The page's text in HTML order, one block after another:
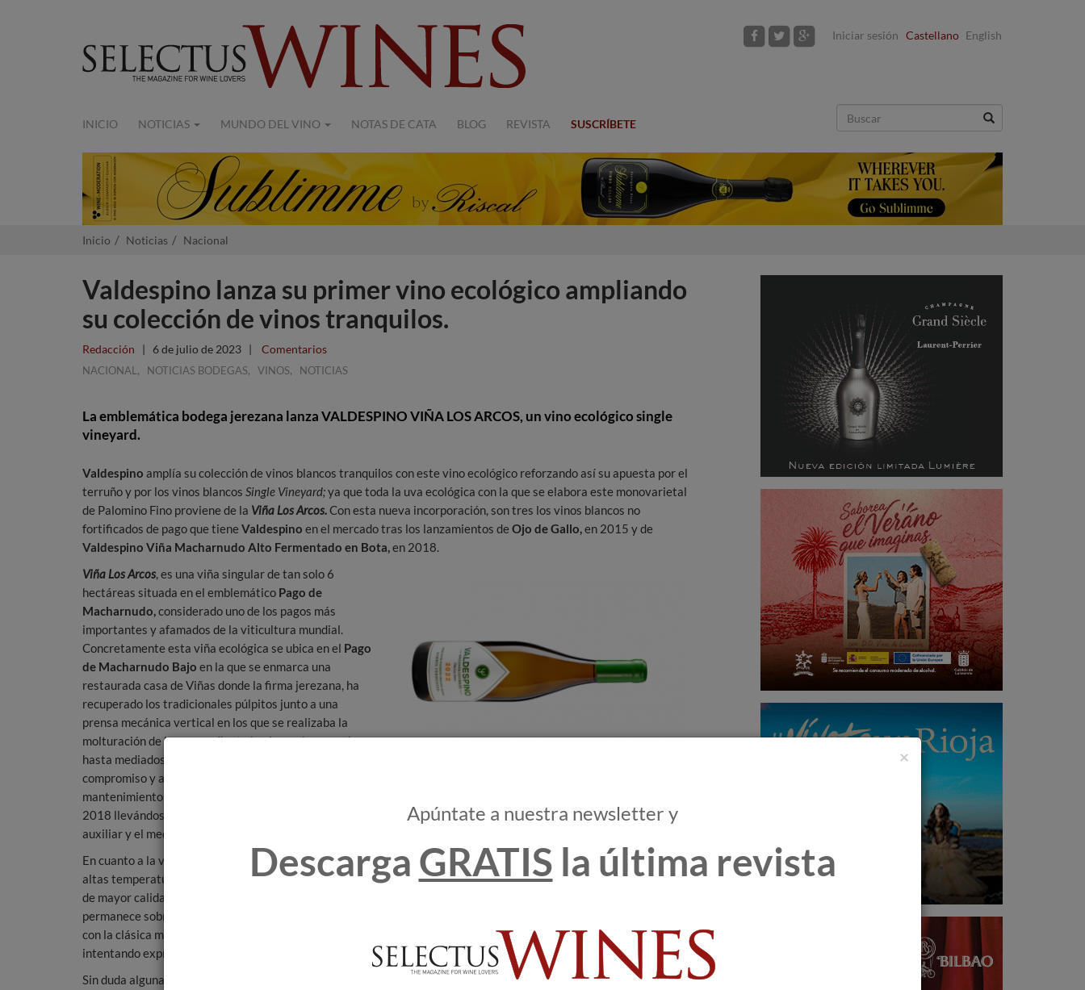
Iniciar sesión Castellano English
INICIO NOTICIAS MUNDO DEL VINO NOTAS DE CATA BLOG REVISTA SUSCRÍBETE
Inicio Noticias Nacional
Valdespino lanza su primer vino ecológico ampliando
su colección de vinos tranquilos.
Redacción | 6 de julio de 2023 | Comentarios
NACIONAL , NOTICIAS BODEGAS, VINOS, NOTICIAS
La emblemática bodega jerezana lanza VALDESPINO VIÑA LOS ARCOS, un vino ecológico single
vineyard.
Valdespino amplía su colección de vinos blancos tranquilos con este vino ecológico reforzando así su apuesta por el
terruño y por los vinos blancos Single Vineyard;ya que toda la uva ecológica con la que se elabora este monovarietal
de Palomino Fino proviene de la Viña Los Arcos.Con esta nueva incorporación, son tres los vinos blancos no
fortificados de pago que tiene Valdespino en el mercado tras los lanzamientos de Ojo de Gallo,en 2015 y de
Valdespino Viña Macharnudo Alto Fermentado en Bota,en 2018.
Viña Los Arcos, es una viña singular de tan solo 6
hectáreas situada en el emblemático Pago de
Macharnudo,considerado uno de los pagos más
importantes y afamados de la viticultura mundial.
Concretamente esta viña ecológica se ubica en el Pago
de Macharnudo Bajo en la que se enmarca una
restaurada casa de Viñas donde la firma jerezana, ha
recuperado los tradicionales púlpitos junto a una
prensa mecánica vertical en los que se realizaba la
molturación de la uva mediante la pisa y el prensado
hasta mediados del siglo pasado; reafirmando así su
compromiso y apuesta por la recuperación y
mantenimiento del patrimonio arquitectónico rural de Jerez.
2018 llevándose a cabo un manejo del viñedo mediante técnicas y prácticas culturales que respetan la fauna
auxiliar y el medio ambiente, desarrollándose una viticultura sostenible.
En cuanto a la vendimia en esta viña, se realiza manualmente en pequeños lotes por la noche con el fin de evitar las
altas temperaturas, las uvas se seleccionan y recogen en su punto óptimo de maduración. El mosto yema, el mosto
de mayor calidad obtenido sin realizar presión mecánica alguna, es fermentado en botas de roble americano, el vino
permanece sobre sus lías durante 4-6 meses. El resultado es una combinación muy fresca de la varietal Palomino
con la clásica mineralidad del terruño singular de
sin realizar ningún tipo de intervención en el vino,
intentando expresar de forma clara y diáfana la tierra de donde procede.
Sin duda alguna la calidad para
, es el sello que está presente en todas las fases de la elaboración; desde
×
Apúntate a nuestra newsletter y
Descarga GRATIS la última revista